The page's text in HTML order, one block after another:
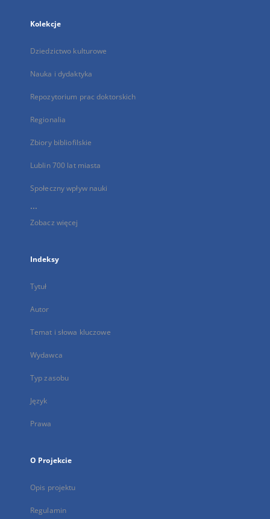
Kolekcje
Dziedzictwo kulturowe
Nauka i dydaktyka
Repozytorium prac doktorskich
Regionalia
Zbiory bibliofilskie
Lublin 700 lat miasta
Społeczny wpływ nauki
...
Zobacz więcej
Indeksy
Tytuł
Autor
Temat i słowa kluczowe
Wydawca
Typ zasobu
Język
Prawa
O Projekcie
Opis projektu
Regulamin